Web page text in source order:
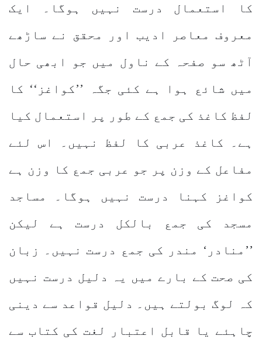
کا استعمال درست نہیں ہوگا۔ ایک
معروف معاصر ادیب اور محقق نے ساڑھے
آٹھ سو صفحہ کے ناول میں جو ابھی حال
میں شائع ہوا ہے کئی جگہ ’’کواغز‘‘ کا
لفظ کاغذ کی جمع کے طور پر استعمال کیا
ہے۔ کاغذ عربی کا لفظ نہیں۔ اس لئے
مفاعل کے وزن پر جو عربی جمع کا وزن ہے
کواغز کہنا درست نہیں ہوگا۔ مساجد
مسجد کی جمع بالکل درست ہے لیکن
’’منادر‘ مندر کی جمع درست نہیں۔ زبان
کی صحت کے بارے میں یہ دلیل درست نہیں
کہ لوگ بولتے ہیں۔ دلیل قواعد سے دینی
چاہئے یا قابل اعتبار لغت کی کتاب سے